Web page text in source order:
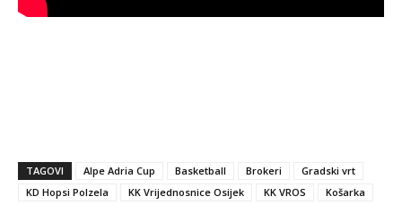
TAGOVI Alpe Adria Cup Basketball Brokeri
Gradski vrt
KD Hopsi Polzela
KK Vrijednosnice Osijek KK VROS
Košarka